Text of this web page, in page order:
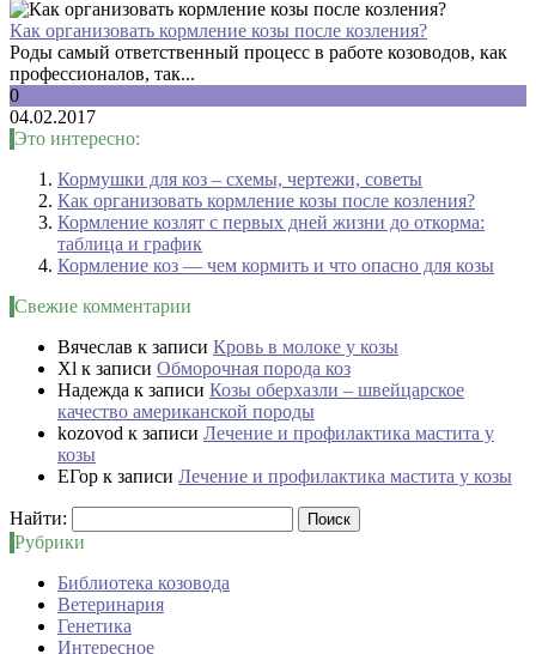
Как организовать кормление козы после козления?
Роды самый ответственный процесс в работе козоводов, как
профессионалов, так...
0
04.02.2017
Это интересно:
Кормушки для коз – схемы, чертежи, советы
Как организовать кормление козы после козления?
Кормление козлят с первых дней жизни до откорма:
таблица и график
Кормление коз — чем кормить и что опасно для козы
Свежие комментарии
Вячеслав к записи Кровь в молоке у козы
Xl к записи Обморочная порода коз
Надежда к записи Козы оберхазли – швейцарское
качество американской породы
kozovod к записи Лечение и профилактика мастита у
козы
ЕГор к записи Лечение и профилактика мастита у козы
Найти:
Рубрики
Библиотека козовода
Ветеринария
Генетика
Интересное